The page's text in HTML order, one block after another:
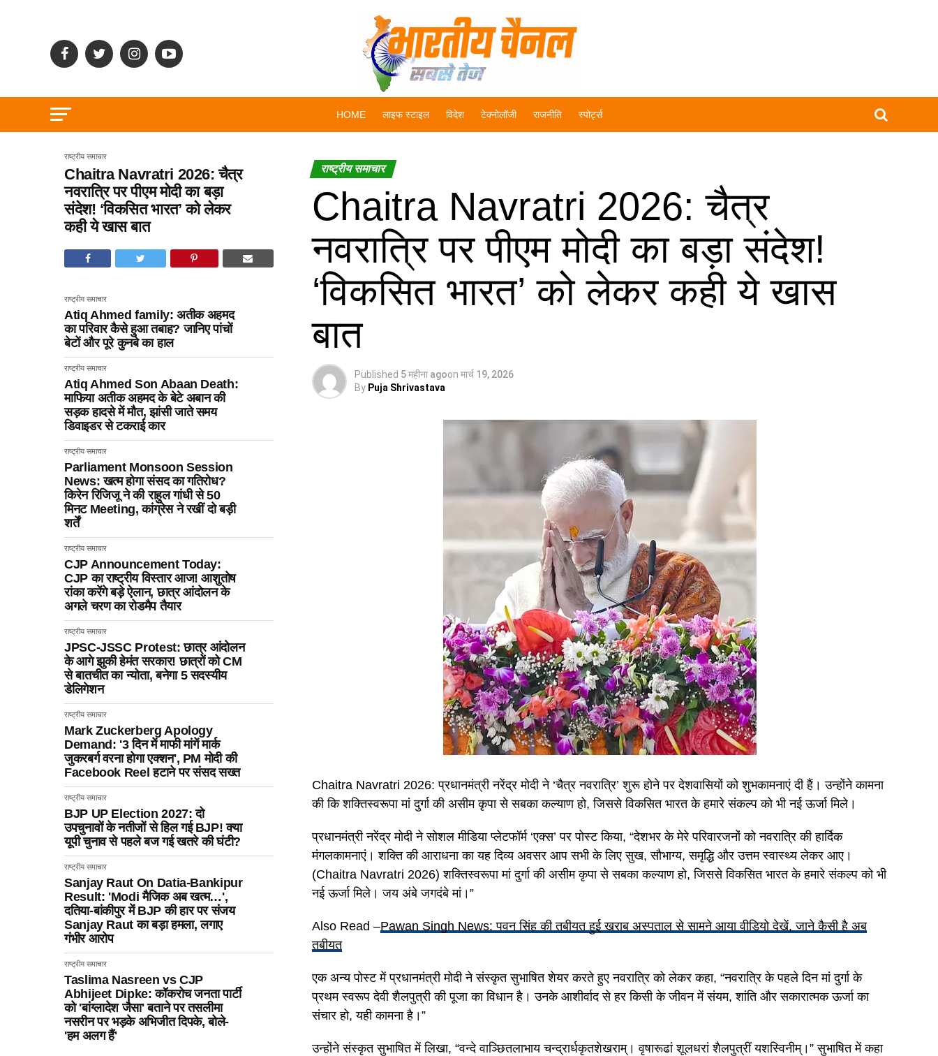
HOME लाइफ स्टाइल विदेश टेक्नोलॉजी राजनीति स्पोर्ट्स
राष्ट्रीय समाचार
Chaitra Navratri 2026: चैत्र
नवरात्रि पर पीएम मोदी का बड़ा
संदेश! ‘विकसित भारत’ को लेकर
कही ये खास बात
राष्ट्रीय समाचार
Atiq Ahmed family: अतीक अहमद
का परिवार कैसे हुआ तबाह? जानिए पांचों
बेटों और पूरे कुनबे का हाल
राष्ट्रीय समाचार
Atiq Ahmed Son Abaan Death:
माफिया अतीक अहमद के बेटे अबान की
सड़क हादसे में मौत, झांसी जाते समय
डिवाइडर से टकराई कार
राष्ट्रीय समाचार
Parliament Monsoon Session
News: खत्म होगा संसद का गतिरोध?
किरेन रिजिजू ने की राहुल गांधी से 50
मिनट Meeting, कांग्रेस ने रखीं दो बड़ी
शर्तें
राष्ट्रीय समाचार
CJP Announcement Today:
CJP का राष्ट्रीय विस्तार आज! आशुतोष
रांका करेंगे बड़े ऐलान, छात्र आंदोलन के
अगले चरण का रोडमैप तैयार
राष्ट्रीय समाचार
JPSC-JSSC Protest: छात्र आंदोलन
के आगे झुकी हेमंत सरकार! छात्रों को CM
से बातचीत का न्योता, बनेगा 5 सदस्यीय
डेलिगेशन
राष्ट्रीय समाचार
Mark Zuckerberg Apology
Demand: '3 दिन में माफी मांगें मार्क
जुकरबर्ग वरना होगा एक्शन', PM मोदी की
Facebook Reel हटाने पर संसद सख्त
राष्ट्रीय समाचार
BJP UP Election 2027: दो
उपचुनावों के नतीजों से हिल गई BJP! क्या
यूपी चुनाव से पहले बज गई खतरे की घंटी?
राष्ट्रीय समाचार
Sanjay Raut On Datia-Bankipur
Result: 'Modi मैजिक अब खत्म…',
दतिया-बांकीपुर में BJP की हार पर संजय
Sanjay Raut का बड़ा हमला, लगाए
गंभीर आरोप
राष्ट्रीय समाचार
Taslima Nasreen vs CJP
Abhijeet Dipke: कॉकरोच जनता पार्टी
को 'बांग्लादेश जैसा' बताने पर तसलीमा
नसरीन पर भड़के अभिजीत दिपके, बोले-
'हम अलग हैं'
राष्ट्रीय समाचार
Chaitra Navratri 2026: चैत्र
नवरात्रि पर पीएम मोदी का बड़ा संदेश!
‘विकसित भारत’ को लेकर कही ये खास
बात
Published 5 महीना agoon मार्च 19, 2026
By Puja Shrivastava
Chaitra Navratri 2026: प्रधानमंत्री नरेंद्र मोदी ने ‘चैत्र नवरात्रि’ शुरू होने पर देशवासियों को शुभकामनाएं दी हैं। उन्होंने कामना
की कि शक्तिस्वरूपा मां दुर्गा की असीम कृपा से सबका कल्याण हो, जिससे विकसित भारत के हमारे संकल्प को भी नई ऊर्जा मिले।
प्रधानमंत्री नरेंद्र मोदी ने सोशल मीडिया प्लेटफॉर्म ‘एक्स’ पर पोस्ट किया, “देशभर के मेरे परिवारजनों को नवरात्रि की हार्दिक
मंगलकामनाएं। शक्ति की आराधना का यह दिव्य अवसर आप सभी के लिए सुख, सौभाग्य, समृद्धि और उत्तम स्वास्थ्य लेकर आए।
(Chaitra Navratri 2026) शक्तिस्वरूपा मां दुर्गा की असीम कृपा से सबका कल्याण हो, जिससे विकसित भारत के हमारे संकल्प को भी
नई ऊर्जा मिले। जय अंबे जगदंबे मां।”
Also Read –Pawan Singh News: पवन सिंह की तबीयत हुई खराब अस्पताल से सामने आया वीडियो देखें, जाने कैसी है अब
तबीयत
एक अन्य पोस्ट में प्रधानमंत्री मोदी ने संस्कृत सुभाषित शेयर करते हुए नवरात्रि को लेकर कहा, “नवरात्रि के पहले दिन मां दुर्गा के
प्रथम स्वरूप देवी शैलपुत्री की पूजा का विधान है। उनके आशीर्वाद से हर किसी के जीवन में संयम, शांति और सकारात्मक ऊर्जा का
संचार हो, यही कामना है।”
उन्होंने संस्कृत सुभाषित में लिखा, “वन्दे वाञ्छितलाभाय चन्द्रार्धकृतशेखराम्। वृषारूढां शूलधरां शैलपुत्रीं यशस्विनीम्।” सुभाषित में कहा